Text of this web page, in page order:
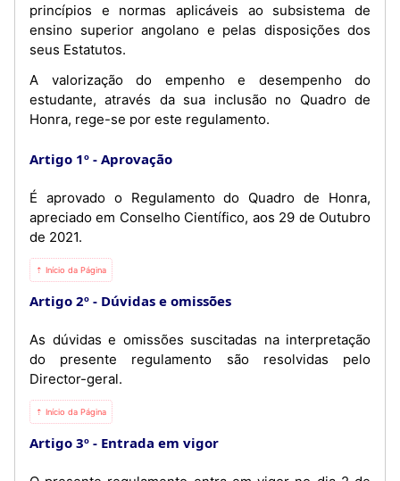
princípios e normas aplicáveis ao subsistema de
ensino superior angolano e pelas disposições dos
seus Estatutos.
A valorização do empenho e desempenho do
estudante, através da sua inclusão no Quadro de
Honra, rege-se por este regulamento.
Artigo 1º Aprovação
É aprovado o Regulamento do Quadro de Honra,
apreciado em Conselho Científico, aos 29 de Outubro
de 2021.
⇡ Início da Página
Artigo 2º Dúvidas e omissões
As dúvidas e omissões suscitadas na interpretação
do presente regulamento são resolvidas pelo
Director-geral.
⇡ Início da Página
Artigo 3º Entrada em vigor